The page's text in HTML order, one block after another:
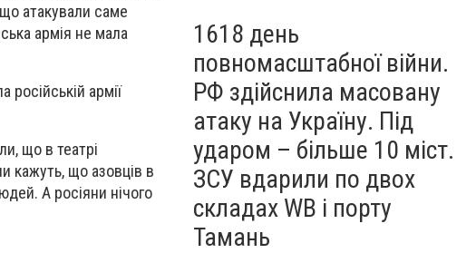
атакували саме
армія не мала
армії
що в театрі
кажуть, що азовців в
А росіяни нічого
1618 день
повномасштабної війни.
РФ здійснила масовану
атаку на Україну. Під
ударом – більше 10 міст.
ЗСУ вдарили по двох
складах WB і порту
Тамань